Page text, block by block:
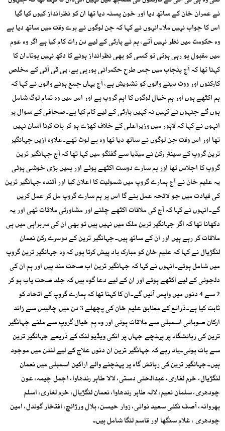
نے عمران خان کے ساتھ دیا اور خون پسنہ دیا تھا ان کو نظرانداز کیوں کیا گیا
اس کا جواب نہیں ملا۔انہوں نے کہا کہ جن لوگوں نے برے وقت میں ساتھ دیا ہے
وہ حکومت میں نظر نہیں آتے، ہم نے پارٹی کے لیے دن رات کام کیا ہے اگر وہ عوم
میں مقبول ہو رہی ہوتی تو کسی کو بھی نظرانداز ہونے کا دکھ نہیں ہوتا۔ان کا
کہنا تھا کہ آج پنجاب میں جس طرح حکمرانی ہورہی ہے، پی ٹی آئی کے مخلص
کارکنوں اور ووٹ دینے والوں کو تشویش ہے، آج یہاں جمع ہونے والوں نے کہا کہ
ہم اکٹھے ہوں اور ہم خیال لوگوں کا اہم گروپ ہے اور اس میں وہ تمام لوگ شامل
ہوں گے جنہوں نے کہیں نہ کہیں پارٹی کے لیے کام کیا ہے۔صحافی کے سوال پر
انہوں نے کہا کہ لاہور میں وزیراعلی کے خلاف کھڑے ہو کر بات کرنا آسان نہیں
تھا اور اس وقت جن لوگوں نے ساتھ دیا تھا وہ بے لوث تھے۔علاوہ ازیں جہانگیر
ترین گروپ کے سینئر رکن نے میڈیا سے گفتگو میں کہا تھا کہ آج جہانگیر ترین
گروپ کا اجلاس تھا اور ہم سارے دوست اکٹھے ہوئے اور ہمیں بڑی خوشی ہوئی
یہ علیم خان نے آج ہمارے گروپ میں شمولیت کا اعلان کیا اور آئندہ جہانگیر ترین
کی قیادت میں جو لائحہ عمل بنے گا اس پر ہم سارے گروپ مل کر عمل کریں
گے۔انہوں نے کہا کہ آج کی ملاقات اکٹھے چلنے اور مشاورتی ملاقات تھی اور یہ
دکھانا تھا کہ اگر جہانگیر ترین ملک میں نہیں ہیں تو بھی ان کی سربراہی میں ہی
ملاقات کر رہے ہیں اور ان کے ساتھ ہیں۔جہانگیر ترین کے دوسرے رکن نعمان
لنگڑیال نے کہا کہ علیم خان کو مبارک باد پیش کرتا ہوں کہ وہ جہانگیر ترین گروپ
میں شامل ہوئے۔انہوں نے کہا کہ جہانگیر ترین اب صحت مند ہیں اور ہم ان کی
دلجوئی کے لیے اکٹھے ہوئے اور ان کے لیے دعا گوہ ہیں کہ جلد صحت یاب ہو کر
2 سے 4 دنوں میں واپس آئیں گے۔ان کا کہنا تھا کہ ہمارے گروپ کے اتحاد کو
ثابت کیا ہے۔ذرائع کے مطابق علیم خان کی پچھلے 3 دن میں چالیس سے زائد
ارکان صوبائی اسمبلی سے ملاقات ہوئی اور وہ ہم خیال گروپ سے ملنے جہانگیر
ترین کی رہائشگاہ پر پہنچے جہاں پر انکی ویڈیو لنک کے ذریعے جہانگیر ترین
سے بات ہوئی۔یاد رہے کہ جہانگیر ترین ان دنوں علاج کے لیے لندن میں موجود
ہیں۔جہانگیر ترین کی رہائش گاہ پر پہنچنے والے اراکین اسمبلی میں نعمان
لنگڑیال، خرم لغاری، عبدالحئی دستی، لالا طاہر رندھاوا، اجمل چیمہ، عون
چودھری، سلمان نعیم، لالہ طاہر رندھاوا، نعمان لنگڑیال، خرم لغاری، اسلم
بھروانہ، آصف نکئی سعید نوانی، زوار حیسن، بلال ورڑائچ، افتخار گوندل، امین
چودھری ، غلام سنگھا اور قاسم لنگا شامل ہیں۔